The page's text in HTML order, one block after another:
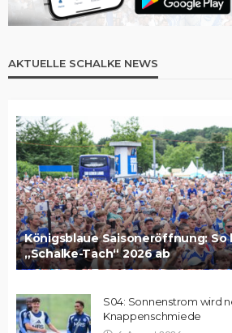
AKTUELLE SCHALKE NEWS
Königsblaue Saisoneröffnung: So
„Schalke-Tach“ 2026 ab
S04: Sonnenstrom wird
Knappenschmiede